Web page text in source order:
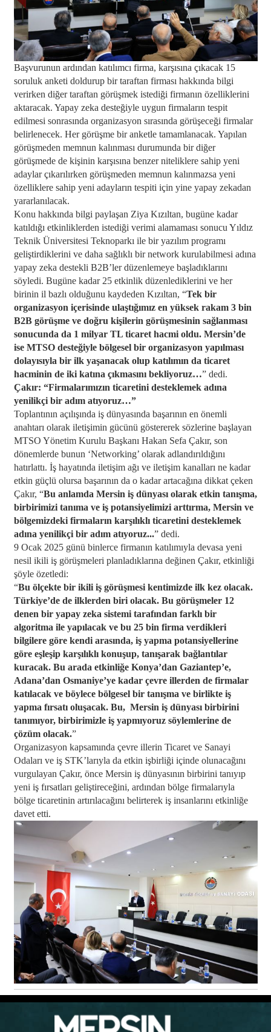
Başvurunun ardından katılımcı firma, karşısına çıkacak 15
soruluk anketi doldurup bir taraftan firması hakkında bilgi
verirken diğer taraftan görüşmek istediği firmanın özelliklerini
aktaracak. Yapay zeka desteğiyle uygun firmaların tespit
edilmesi sonrasında organizasyon sırasında görüşeceği firmalar
belirlenecek. Her görüşme bir anketle tamamlanacak. Yapılan
görüşmeden memnun kalınması durumunda bir diğer
görüşmede de kişinin karşısına benzer niteliklere sahip yeni
adaylar çıkarılırken görüşmeden memnun kalınmazsa yeni
özelliklere sahip yeni adayların tespiti için yine yapay zekadan
yararlanılacak.
Konu hakkında bilgi paylaşan Ziya Kızıltan, bugüne kadar
katıldığı etkinliklerden istediği verimi alamaması sonucu Yıldız
Teknik Üniversitesi Teknoparkı ile bir yazılım programı
geliştirdiklerini ve daha sağlıklı bir network kurulabilmesi adına
yapay zeka destekli B2B’ler düzenlemeye başladıklarını
söyledi. Bugüne kadar 25 etkinlik düzenlediklerini ve her
birinin il bazlı olduğunu kaydeden Kızıltan, “Tek bir
organizasyon içerisinde ulaştığımız en yüksek rakam 3 bin
B2B görüşme ve doğru kişilerin görüşmesinin sağlanması
sonucunda da 1 milyar TL ticaret hacmi oldu. Mersin’de
ise MTSO desteğiyle bölgesel bir organizasyon yapılması
dolayısıyla bir ilk yaşanacak olup katılımın da ticaret
hacminin de iki katına çıkmasını bekliyoruz…” dedi.
Çakır: “Firmalarımızın ticaretini desteklemek adına
yenilikçi bir adım atıyoruz…”
Toplantının açılışında iş dünyasında başarının en önemli
anahtarı olarak iletişimin gücünü göstererek sözlerine başlayan
MTSO Yönetim Kurulu Başkanı Hakan Sefa Çakır, son
dönemlerde bunun ‘Networking’ olarak adlandırıldığını
hatırlattı. İş hayatında iletişim ağı ve iletişim kanalları ne kadar
etkin güçlü olursa başarının da o kadar artacağına dikkat çeken
Çakır, “Bu anlamda Mersin iş dünyası olarak etkin tanışma,
birbirimizi tanıma ve iş potansiyelimizi arttırma, Mersin ve
bölgemizdeki firmaların karşılıklı ticaretini desteklemek
adına yenilikçi bir adım atıyoruz...” dedi.
9 Ocak 2025 günü binlerce firmanın katılımıyla devasa yeni
nesil ikili iş görüşmeleri planladıklarına değinen Çakır, etkinliği
şöyle özetledi:
“Bu ölçekte bir ikili iş görüşmesi kentimizde ilk kez olacak.
Türkiye’de de ilklerden biri olacak. Bu görüşmeler 12
denen bir yapay zeka sistemi tarafından farklı bir
algoritma ile yapılacak ve bu 25 bin firma verdikleri
bilgilere göre kendi arasında, iş yapma potansiyellerine
göre eşleşip karşılıklı konuşup, tanışarak bağlantılar
kuracak. Bu arada etkinliğe Konya’dan Gaziantep’e,
Adana’dan Osmaniye’ye kadar çevre illerden de firmalar
katılacak ve böylece bölgesel bir tanışma ve birlikte iş
yapma fırsatı oluşacak. Bu, Mersin iş dünyası birbirini
tanımıyor, birbirimizle iş yapmıyoruz söylemlerine de
çözüm olacak.”
Organizasyon kapsamında çevre illerin Ticaret ve Sanayi
Odaları ve iş STK’larıyla da etkin işbirliği içinde olunacağını
vurgulayan Çakır, önce Mersin iş dünyasının birbirini tanıyıp
yeni iş fırsatları geliştireceğini, ardından bölge firmalarıyla
bölge ticaretinin artırılacağını belirterek iş insanlarını etkinliğe
davet etti.